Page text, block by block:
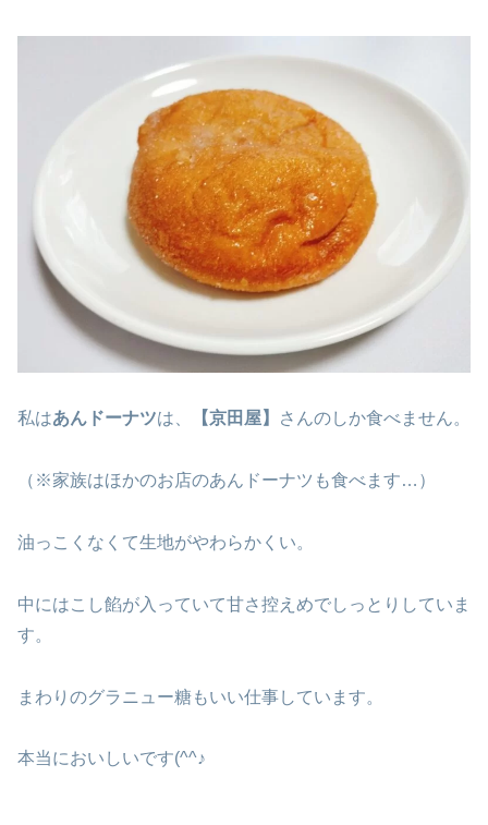
私はあんドーナツは、 【京田屋】 さんのしか食べません。
（※家族はほかのお店のあんドーナツも食べます…）
油っこくなくて生地がやわらかくい。
中にはこし餡が入っていて甘さ控えめでしっとりしていま
す。
まわりのグラニュー糖もいい仕事しています。
本当においしいです(^^♪